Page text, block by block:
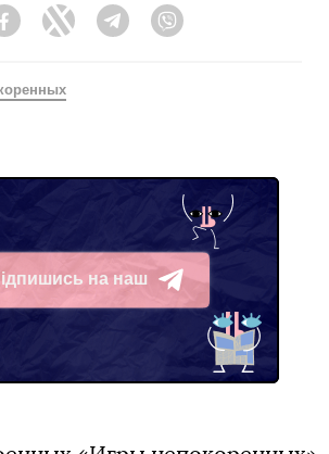
FacebookTwitter Telegram
на наш